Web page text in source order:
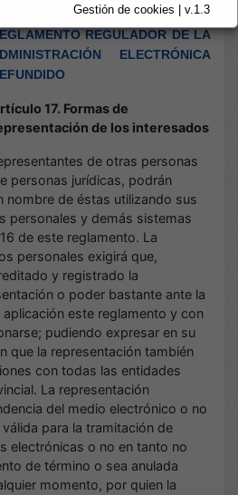
Gestión de cookies | v.1.3
REGULADOR DE LA
ELECTRÓNICA
17. Formas de
de los interesados
de otras personas
personas jurídicas, podrán
nombre de éstas utilizando sus
personales y demás sistemas
de este reglamento. La
personales exigirá que,
y registrado la
o poder bastante ante la
este reglamento y con
pudiendo expresar en su
que la representación también
con todas las entidades
La representación
del medio electrónico o no
para la tramitación de
electrónicas o no en tanto no
de término o sea anulada
momento, por quien la